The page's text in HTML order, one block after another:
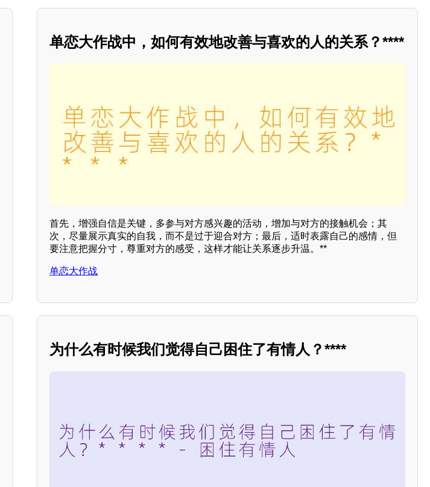
单恋大作战中，如何有效地改善与喜欢的人的关系？****
首先，增强自信是关键，多参与对方感兴趣的活动，增加与对方的接触机会；其
次，尽量展示真实的自我，而不是过于迎合对方；最后，适时表露自己的感情，但
要注意把握分寸，尊重对方的感受，这样才能让关系逐步升温。**
单恋大作战
为什么有时候我们觉得自己困住了有情人？****